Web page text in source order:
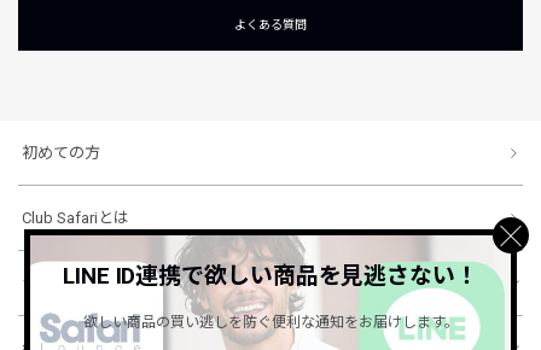
よくある質問
初めての方
Club Safariとは
ショッピングガイド
LINE ID連携で欲しい商品を見逃さない！
欲しい商品の買い逃しを防ぐ便利な通知をお届けします。